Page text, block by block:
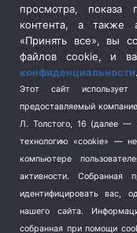
Социальная политика
Спецоперация в
Спецоперация на
Спорт (740)
Терроризм (1)
Транспорт (262)
Туризм (178)
Флот (76)
Школа и спорт (2)
просмотра, показа
контента, а также
«Принять все», вы
файлов cookie, и
конфиденциальности.
Этот сайт использует
предоставляемый
Л. Толстого, 16 (далее —
технологию «cookie» —
компьютере
активности.
Собранная
идентифицировать вас,
нашего сайта.
собранная при помощи